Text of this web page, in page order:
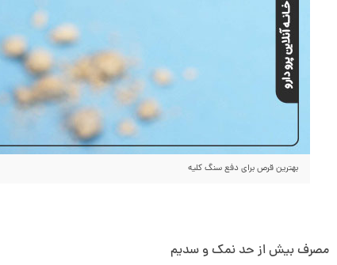
بهترین قرص برای دفع سنگ کلیه
مصرف بیش از حد نمک و سدیم